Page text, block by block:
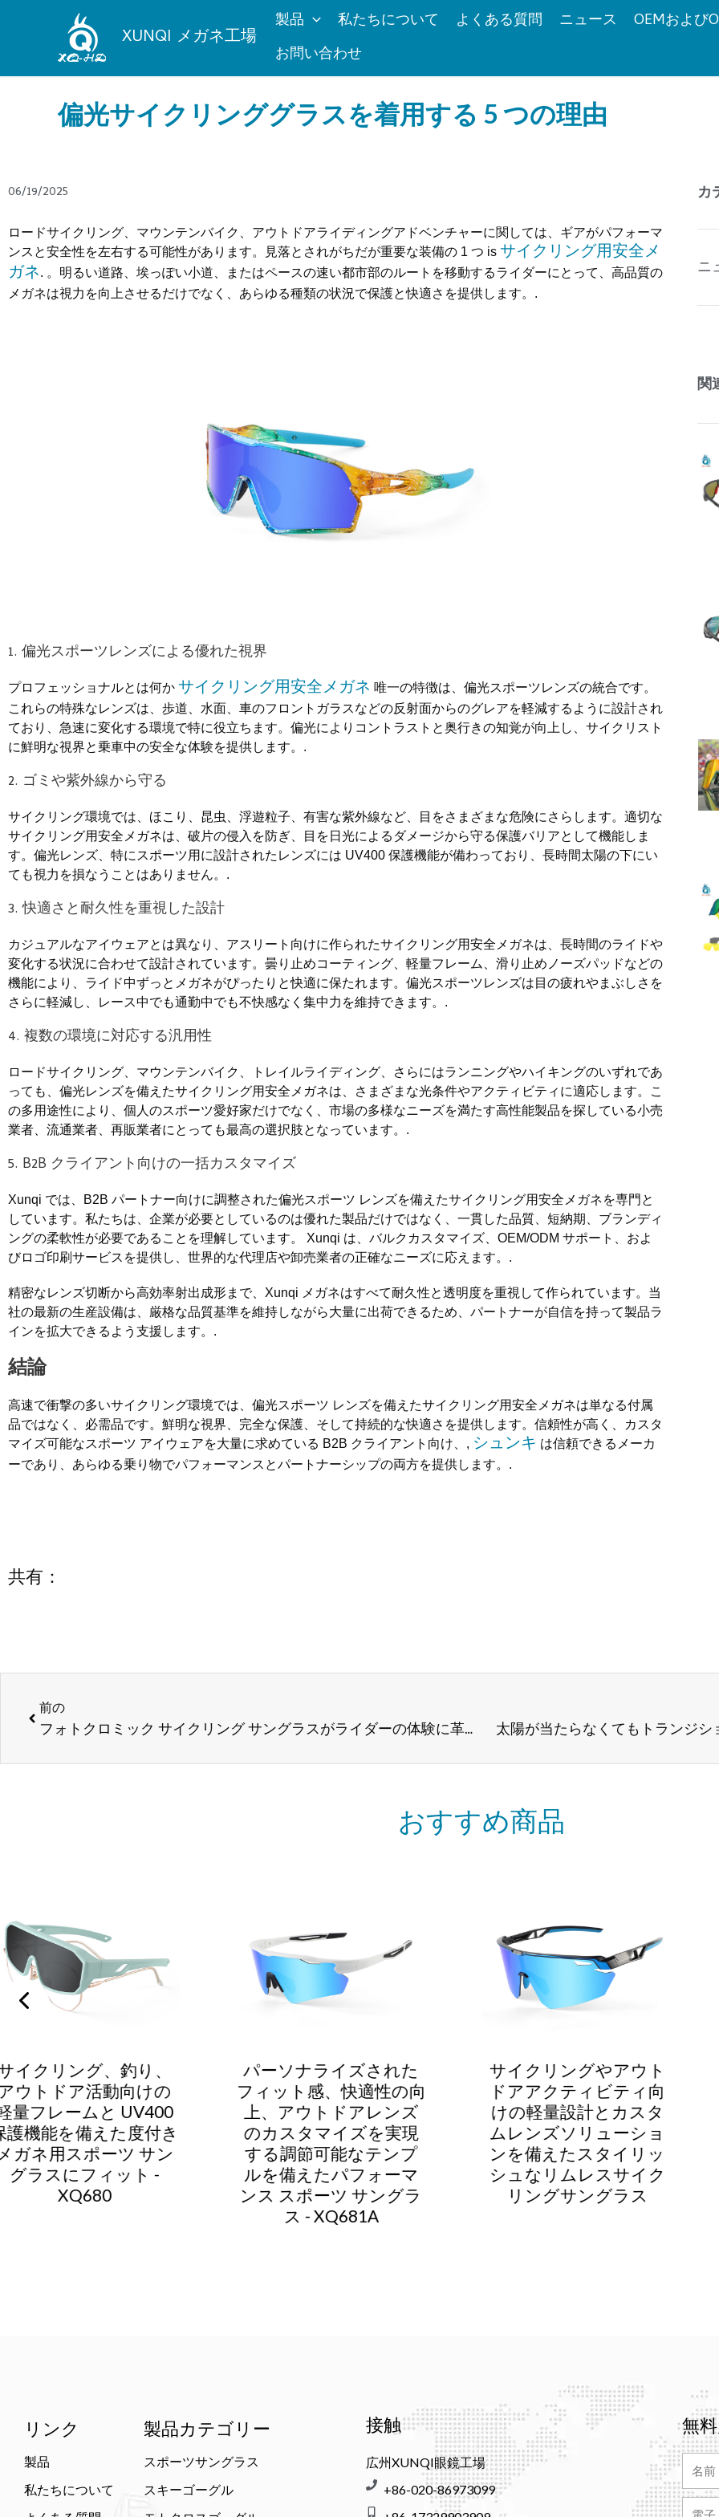
ス
XUNQI メガネ工場
製品 私たちについて よくある質問 ニュース
OEMおよび
お問い合わせ
偏光サイクリンググラスを着用する 5 つの理由
06/19/2025
ロードサイクリング、マウンテンバイク、アウトドアライディングアドベンチャーに関しては、ギアがパフォーマ
ンスと安全性を左右する可能性があります。見落とされがちだが重要な装備の 1 つ is サイクリング用安全メ
ガネ. 。明るい道路、埃っぽい小道、またはペースの速い都市部のルートを移動するライダーにとって、高品質の
メガネは視力を向上させるだけでなく、あらゆる種類の状況で保護と快適さを提供します。.
1. 偏光スポーツレンズによる優れた視界
プロフェッショナルとは何か サイクリング用安全メガネ 唯一の特徴は、偏光スポーツレンズの統合です。
これらの特殊なレンズは、歩道、水面、車のフロントガラスなどの反射面からのグレアを軽減するように設計され
ており、急速に変化する環境で特に役立ちます。偏光によりコントラストと奥行きの知覚が向上し、サイクリスト
に鮮明な視界と乗車中の安全な体験を提供します。.
2. ゴミや紫外線から守る
サイクリング環境では、ほこり、昆虫、浮遊粒子、有害な紫外線など、目をさまざまな危険にさらします。適切な
サイクリング用安全メガネは、破片の侵入を防ぎ、目を日光によるダメージから守る保護バリアとして機能しま
す。偏光レンズ、特にスポーツ用に設計されたレンズには UV400 保護機能が備わっており、長時間太陽の下にい
ても視力を損なうことはありません。.
3. 快適さと耐久性を重視した設計
カジュアルなアイウェアとは異なり、アスリート向けに作られたサイクリング用安全メガネは、長時間のライドや
変化する状況に合わせて設計されています。曇り止めコーティング、軽量フレーム、滑り止めノーズパッドなどの
機能により、ライド中ずっとメガネがぴったりと快適に保たれます。偏光スポーツレンズは目の疲れやまぶしさを
さらに軽減し、レース中でも通勤中でも不快感なく集中力を維持できます。.
4. 複数の環境に対応する汎用性
ロードサイクリング、マウンテンバイク、トレイルライディング、さらにはランニングやハイキングのいずれであ
っても、偏光レンズを備えたサイクリング用安全メガネは、さまざまな光条件やアクティビティに適応します。こ
の多用途性により、個人のスポーツ愛好家だけでなく、市場の多様なニーズを満たす高性能製品を探している小売
業者、流通業者、再販業者にとっても最高の選択肢となっています。.
5. B2B クライアント向けの一括カスタマイズ
Xunqi では、B2B パートナー向けに調整された偏光スポーツ レンズを備えたサイクリング用安全メガネを専門と
しています。私たちは、企業が必要としているのは優れた製品だけではなく、一貫した品質、短納期、ブランディ
ングの柔軟性が必要であることを理解しています。 Xunqi は、バルクカスタマイズ、OEM/ODM サポート、およ
びロゴ印刷サービスを提供し、世界的な代理店や卸売業者の正確なニーズに応えます。.
精密なレンズ切断から高効率射出成形まで、Xunqi メガネはすべて耐久性と透明度を重視して作られています。当
社の最新の生産設備は、厳格な品質基準を維持しながら大量に出荷できるため、パートナーが自信を持って製品ラ
インを拡大できるよう支援します。.
結論
高速で衝撃の多いサイクリング環境では、偏光スポーツ レンズを備えたサイクリング用安全メガネは単なる付属
品ではなく、必需品です。鮮明な視界、完全な保護、そして持続的な快適さを提供します。信頼性が高く、カスタ
マイズ可能なスポーツ アイウェアを大量に求めている B2B クライアント向け、, シュンキ は信頼できるメーカ
ーであり、あらゆる乗り物でパフォーマンスとパートナーシップの両方を提供します。.
カ
ニ
関
共有：
前の
フォトクロミック サイクリング サングラスがライダーの体験に革命をもたらす 5 つの理由 太陽が当たらなくてもトランジ
おすすめ商品
パーソナライズされた
フィット感、快適性の向
上、アウトドアレンズ
のカスタマイズを実現
する調節可能なテンプ
ルを備えたパフォーマ
ンス スポーツ サングラ
サイクリングやアウト
ドアアクティビティ向
けの軽量設計とカスタ
ムレンズソリューショ
ンを備えたスタイリッ
シュなリムレスサイク
リングサングラス
空気力学に基づい
イリングとアウト
スポーツ パフォー
スのための高度な
ズ ソリューション
えたプレミアム リ
ス スポーツ サング
リンク
製品
私たちについて
製品カテゴリー
スポーツサングラス
スキーゴーグル
接触
広州XUNQI眼鏡工場
+86-020-86973099
無